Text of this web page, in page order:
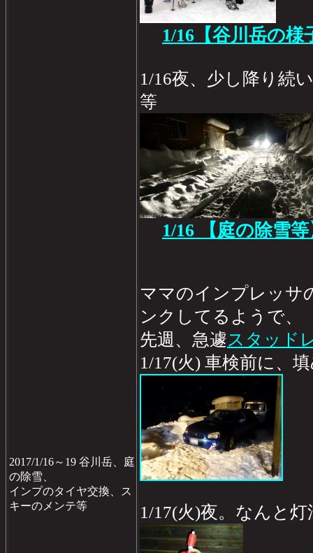
2017/1/16～19 谷川岳、庭
の除雪、
インプのタイヤ交換、ス
キーのメンテ等
1/16 【谷川岳の様
1/16夜、少し降り続
等
1/16 【庭の除雪
ママのインプレッサ
ンクしてるようで、
先週、急遽スタッド
1/17(火) 車検前に、
1/17(火)夜。なんと